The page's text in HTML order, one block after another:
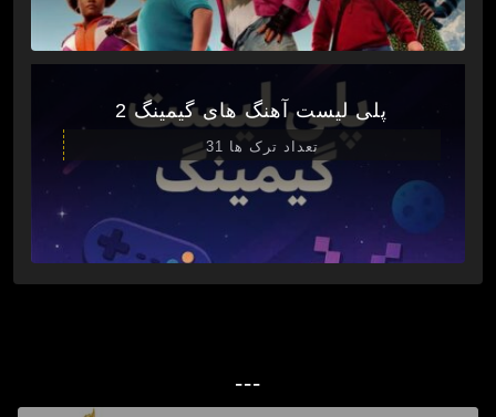
پلی لیست آهنگ های گیمینگ 2
تعداد ترک ها 31
---